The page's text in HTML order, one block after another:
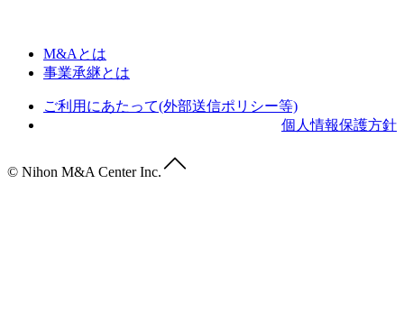
M&Aとは
事業承継とは
ご利用にあたって(外部送信ポリシー等)
個人情報保護方針
© Nihon M&A Center Inc.